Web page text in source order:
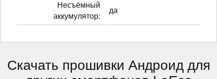
Несъёмный
аккумулятор:
да
Скачать прошивки Андроид для